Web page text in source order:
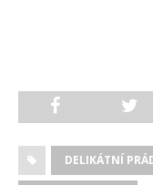
DELIKÁTNÍ